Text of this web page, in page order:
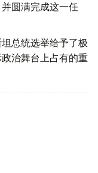
圆满完成这一任
总统选举给予了极
治舞台上占有的重